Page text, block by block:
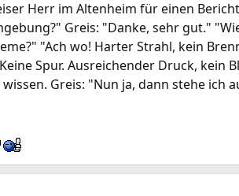
Herr im Altenheim für einen
Greis: "Danke, sehr gut."
"Ach wo! Harter Strahl, kein
Spur. Ausreichender Druck, kein
Greis: "Nun ja, dann stehe ich